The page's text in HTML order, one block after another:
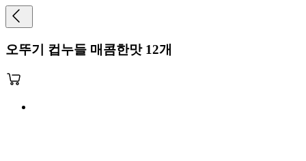
오뚜기 컵누들 매콤한맛 12개